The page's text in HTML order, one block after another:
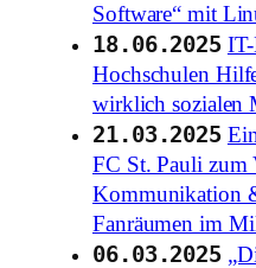
Software“ mit
18.06.2025
Hochschulen
wirklich sozialen
21.03.2025
FC St. Pauli zum
Kommunikation
Fanräumen im
06.03.2025